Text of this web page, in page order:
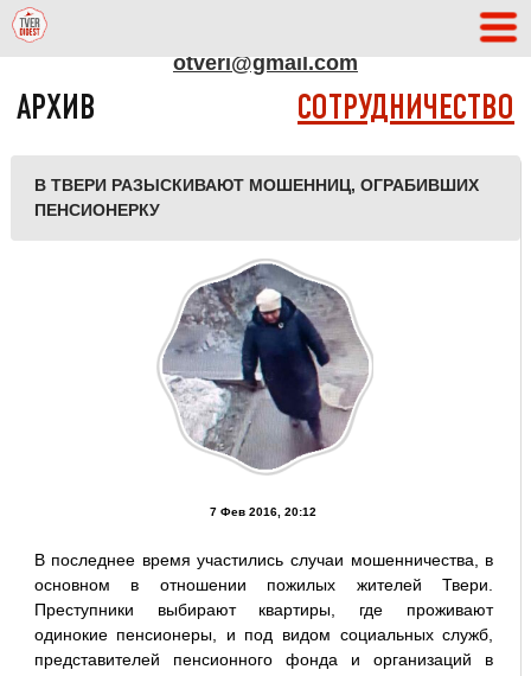
otveri@gmail.com
АРХИВ СОТРУДНИЧЕСТВО
В ТВЕРИ РАЗЫСКИВАЮТ МОШЕННИЦ, ОГРАБИВШИХ
ПЕНСИОНЕРКУ
7 Фев 2016, 20:12
В последнее время участились случаи мошенничества, в
основном в отношении пожилых жителей Твери.
Преступники выбирают квартиры, где проживают
одинокие пенсионеры, и под видом социальных служб,
представителей пенсионного фонда и организаций в